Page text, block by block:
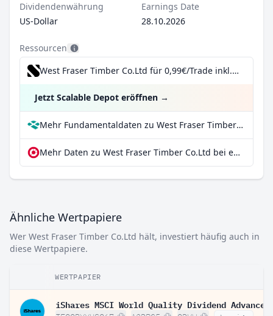
Dividendenwährung
US-Dollar
Earnings Date
28.10.2026
Ressourcen
West Fraser Timber Co.Ltd für 0,99€/Trade inkl. Dividend Reinvestment Plan
Jetzt Scalable Depot eröffnen →
Mehr Fundamentaldaten zu West Fraser Timber Co.Ltd bei Parqet
Mehr Daten zu West Fraser Timber Co.Ltd bei extraETF
Ähnliche Wertpapiere
Wer West Fraser Timber Co.Ltd hält, investiert häufig auch in
diese Wertpapiere.
WERTPAPIER